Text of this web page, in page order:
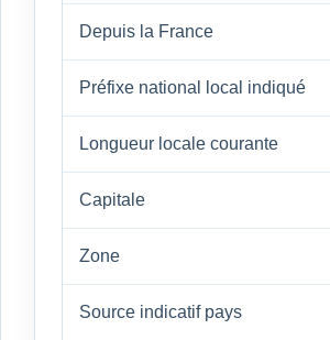
Depuis la France
Préfixe national local indiqué
Longueur locale courante
Capitale
Zone
Source indicatif pays